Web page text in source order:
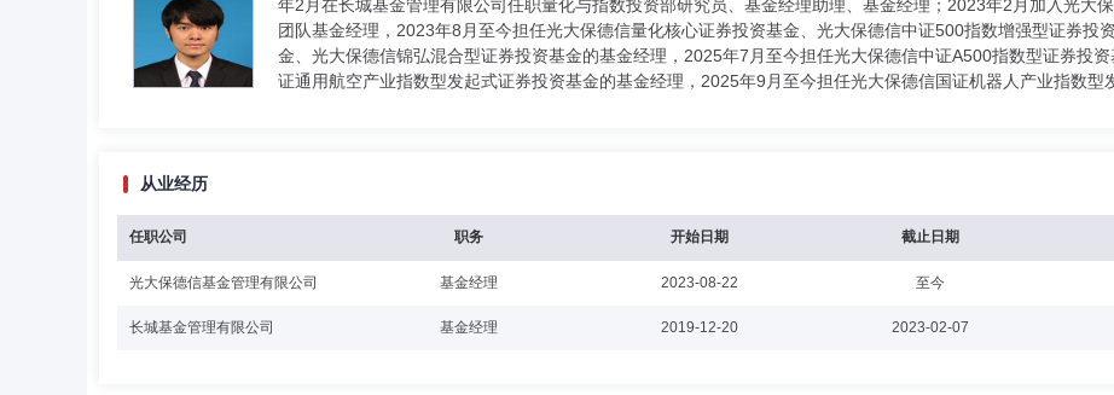
年2月在长城基金管理有限公司任职量化与指数投资部研究员、基金经理助理、基金经理；2023年2月加入光大
团队基金经理，2023年8月至今担任光大保德信量化核心证券投资基金、光大保德信中证500指数增强型证券投
金、光大保德信锦弘混合型证券投资基金的基金经理，2025年7月至今担任光大保德信中证A500指数型证券投
证通用航空产业指数型发起式证券投资基金的基金经理，2025年9月至今担任光大保德信国证机器人产业指数型
从业经历
任职公司 职务 开始日期 截止日期
光大保德信基金管理有限公司 基金经理 2023-08-22 至今
长城基金管理有限公司 基金经理 2019-12-20 2023-02-07